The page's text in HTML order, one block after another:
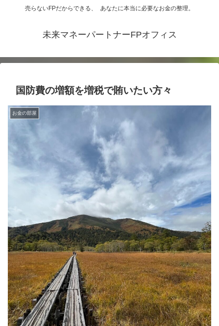
売らないFPだからできる、 あなたに本当に必要なお金の整理。
未来マネーパートナーFPオフィス
国防費の増額を増税で賄いたい方々
お金の部屋